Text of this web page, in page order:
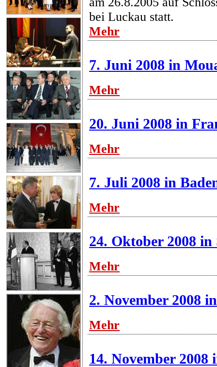
bei Luckau statt.
Mehr
7. Juni 2008 in
Mehr
20. Juni 2008 in
Mehr
7. Juli 2008 in
Mehr
24. Oktober 2008
Mehr
2. November 2008
Mehr
14. November 2008